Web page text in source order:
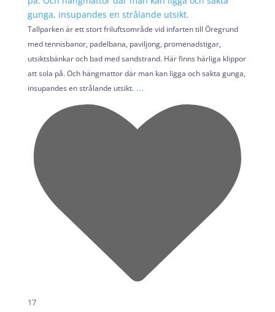
Tallparken är ett stort friluftsområde vid infarten till Öregrund
med tennisbanor, padelbana, paviljong, promenadstigar,
utsiktsbänkar och bad med sandstrand. Här finns härliga klippor
att sola på. Och hängmattor där man kan ligga och sakta gunga,
insupandes en strålande utsikt. ...
17